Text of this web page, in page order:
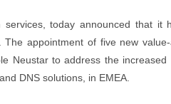
today announced that it
appointment of five new
Neustar to address the increased
DNS solutions, in EMEA.